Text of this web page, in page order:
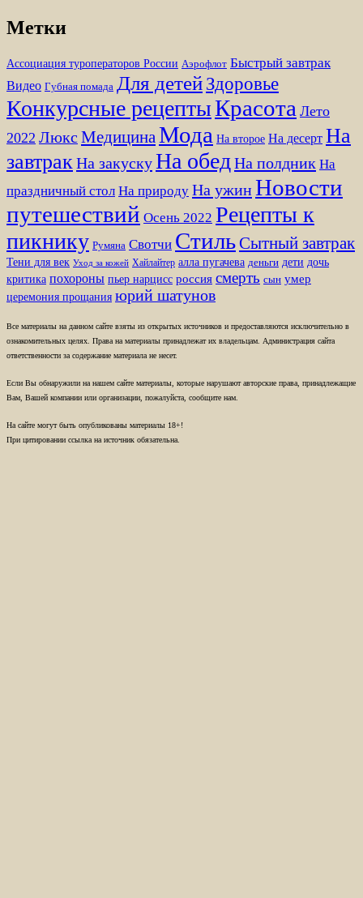
Метки
Ассоциация туроператоров России Аэрофлот Быстрый завтрак
Видео Губная помада Для детейЗдоровье
Конкурсные рецептыКрасота Лето
2022 Люкс МедицинаМода На второе На десерт На
завтрак На закускуНа обедНа полдник На
праздничный стол На природу На ужинНовости
путешествий Осень 2022 Рецепты к
пикнику Румяна Свотчи СтильСытный завтрак
Тени для век Уход за кожей Хайлайтер алла пугачева деньги дети дочь
критика похороны пьер нарцисс россия смерть сын умер
церемония прощания юрий шатунов
Все материалы на данном сайте взяты из открытых источников и предоставляются исключительно в
ознакомительных целях. Права на материалы принадлежат их владельцам. Администрация сайта
ответственности за содержание материала не несет.
Если Вы обнаружили на нашем сайте материалы, которые нарушают авторские права, принадлежащие
Вам, Вашей компании или организации, пожалуйста, сообщите нам.
На сайте могут быть опубликованы материалы 18+!
При цитировании ссылка на источник обязательна.